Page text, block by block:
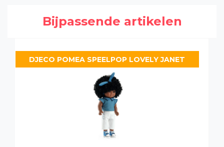
Bijpassende artikelen
DJECO POMEA SPEELPOP LOVELY JANET